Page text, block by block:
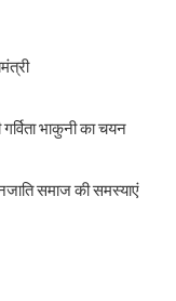
भाकुनी का चयन
समाज की समस्याएं